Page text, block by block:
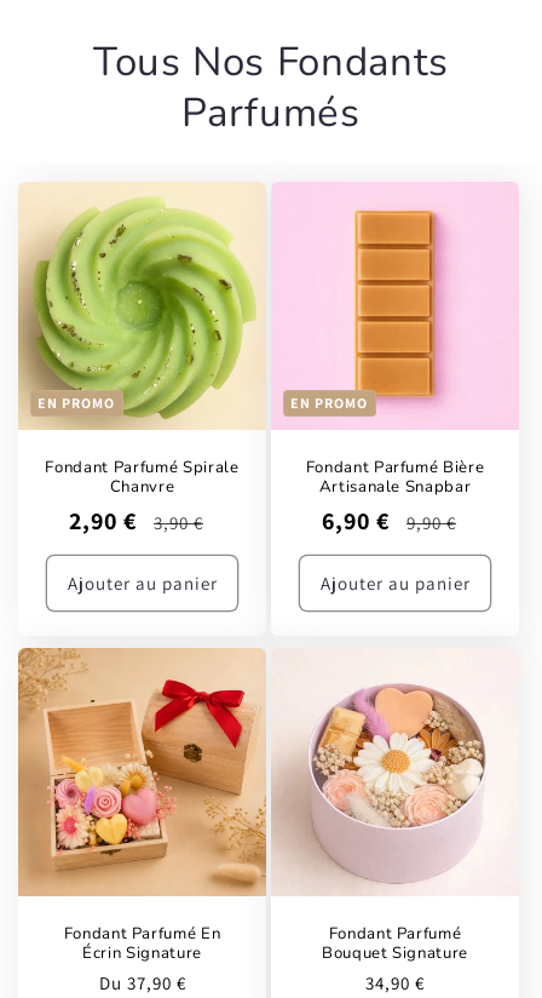
Tous Nos Fondants
Parfumés
EN PROMO
Fondant Parfumé Spirale
Chanvre
Prix
2,90 €
Prix
3,90 €
Ajouter au panier
EN PROMO
Fondant Parfumé Bière
Artisanale Snapbar
Prix
6,90 €
Prix
9,90 €
Ajouter au panier
Fondant Parfumé En
Écrin Signature
Prix
Du 37,90 €
Fondant Parfumé
Bouquet Signature
Prix
34,90 €